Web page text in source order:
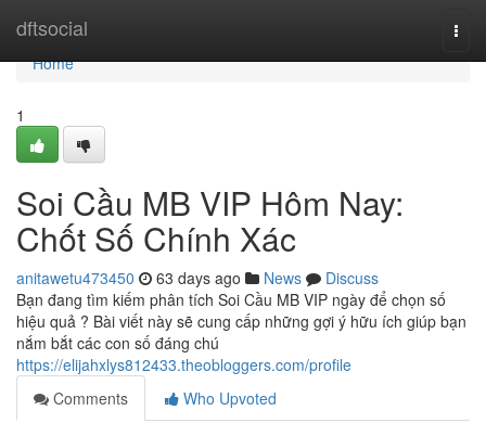
dftsocial
Home
Home
1
Soi Cầu MB VIP Hôm Nay:
Chốt Số Chính Xác
anitawetu473450 63 days ago News
Discuss
Bạn đang tìm kiếm phân tích Soi Cầu MB VIP ngày để chọn số
hiệu quả ? Bài viết này sẽ cung cấp những gợi ý hữu ích giúp bạn
nắm bắt các con số đáng chú
https://elijahxlys812433.theobloggers.com/profile
Comments
Who Upvoted